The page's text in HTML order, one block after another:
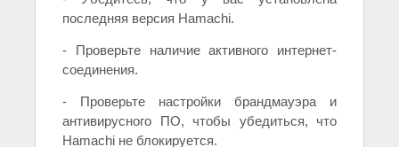
последняя версия Hamachi.
- Проверьте наличие активного интернет-
соединения.
- Проверьте настройки брандмауэра и
антивирусного ПО, чтобы убедиться, что
Hamachi не блокируется.